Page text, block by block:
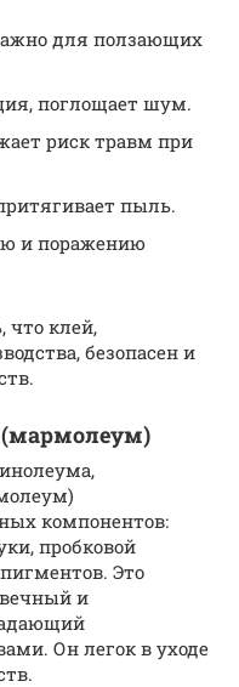
для ползающих
поглощает шум.
риск травм при
пыль.
и поражению
что клей,
безопасен и
компонентов:
пробковой
Это
и
Он легок в уходе